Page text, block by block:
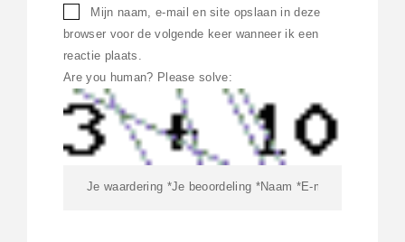
Mijn naam, e-mail en site opslaan in deze
browser voor de volgende keer wanneer ik een
reactie plaats.
Are you human? Please solve: